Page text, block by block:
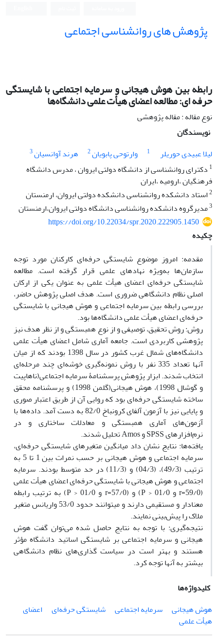
پژوهش های روانشناسی اجتماعی
رابطه بین هوش هیجانی و سرمایه اجتماعی با شایستگی
حرفه ای: مطالعه اعضای هیأت علمی دانشگاه‌ها
نوع مقاله : مقاله پژوهشی
نویسندگان
لیلا عبیدی حوریلر
1 وارتوحی پابویان2 هرند آوانسیان3
1 دکترای روانشناسی از دانشگاه دولتی ایروان ، مدرس دانشگاه
فرهنگیان ،ارومیه ،ایران
2استاد دانشکده روانشناسی دانشکده دولتی ایروان، ارمنستان
3مدیرگروه دانشکده روانشناسی دانشگاه دولتی ایروان،ارمنستان
https://doi.org/10.22034/spr.2020.222905.1450
چکیده
مقدمه: امروز موضوع شایستگی حرفه‌ای کارکنان مورد توجه
سازمان‌ها به‌ویژه نهادهای علمی قرار گرفته است. مطالعه
شایستگی حرفه‌ای اعضای هیأت علمی به عنوان یکی از ارکان
اصلی نظام دانشگاهی ضروری است. هدف اصلی پژوهش حاضر،
بررسی رابطه بین سرمایه اجتماعی و هوش هیجانی با شایستگی
حرفه‌ای اعضای هیأت علمی دانشگاه‌ها بود.
روش: روش تحقیق، توصیفی و از نوع همبستگی و از نظر هدف نیز
پژوهشی کاربردی است. جامعه آماری شامل اعضای هیأت علمی
دانشگاه‌های شمال غرب کشور در سال 1398 بودند که از میان
آنها تعداد 335 نفر با روش نمونه‌گیری خوشه‌ای چند مرحله‌ای
انتخاب شدند. ابزار پژوهش پرسشنامۀ سرمایه اجتماعی(ناهاپیت
و گوشال 1998)، هوش هیجانی(گلمن 1998) و پرسشنامه محقق
ساخته شایستگی حرفه‌ای بود که روایی آن از طریق اعتبار صوری
و پایایی نیز با آزمون آلفای کرونباخ 82/0 به دست آمد. داده‌ها با
آزمون‌های آماری همبستگی و معادلات ساختاری و در
نرم‌افزارهای SPSS و Amos تحلیل شدند.
یافته‌ها: نتایج نشان داد میانگین متغیرهای شایستگی حرفه‌ای،
سرمایه اجتماعی و هوش هیجانی بر حسب نمرات بین 1 تا 5 به
ترتیب (49/3)، (04/3) و (11/3) در حد متوسط بودند. سرمایه
اجتماعی و هوش هیجانی با شایستگی حرفه‌ای اعضای هیأت علمی
(59/0=r و 01/0 < P) و (57/0=r و 01/0 < P) به ترتیب رابطه
معنادار و مستقیمی دارند و میتوانند حدود 53/0 واریانس متغیر
ملاک را پیش‌بینی نمایند.
نتیجه‌گیری: با توجه به نتایج حاصل شده می‌توان گفت هوش
هیجانی و سرمایه اجتماعی بر شایستگی اساتید دانشگاه مؤثر
هستند و بهتر است در سیاست گذاری‌های نظام دانشگاهی
بیشتر به آنها توجه کرد.
کلیدواژه‌ها
هوش هیجانی
سرمایه اجتماعی شایستگی حرفه‌ای
اعضای
هیأت علمی